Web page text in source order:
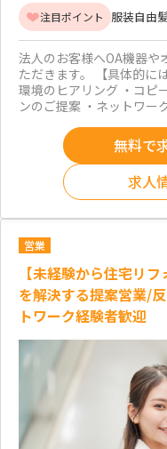
注目ポイント 服装自由
法人のお客様へOA機器や
ただきます。 【具体的に
環境のヒアリング ・コピ
ンのご提案 ・ネットワー
無料で
求人
営業
【未経験から住宅リ
を解決する提案営業/
トワーク経験者歓迎